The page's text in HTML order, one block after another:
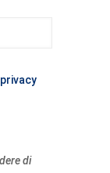
privacy
di